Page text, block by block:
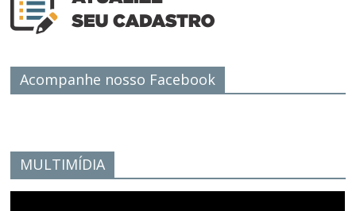
Acompanhe nosso Facebook
MULTIMÍDIA